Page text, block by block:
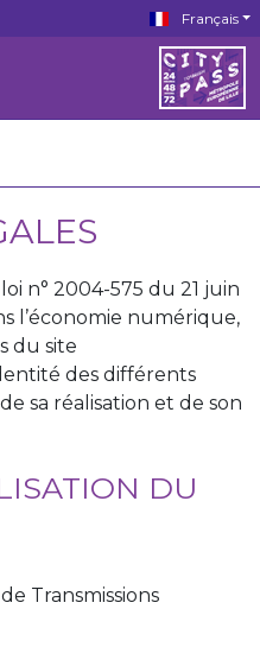
Français
n° 2004-575 du 21 juin
l’économie numérique,
du site
des différents
sa réalisation et de son
DU
Transmissions